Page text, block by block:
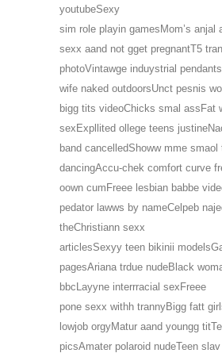
youtubeSexy
sim role playin gamesMom’s anjal
sexx aand not gget pregnantT5
photoVintawge induystrial
wife naked outdoorsUnct pesnis
bigg tits videoChicks smal assFat
sexExpllited ollege teens
band cancelledShoww mme
dancingAccu-chek comfort curve
oown cumFreee lesbian babbe
pedator lawws by nameCelpeb
theChristiann sexx
articlesSexyy teen bikinii
pagesAriana trdue nudeBlack
bbcLayyne interrracial sexFreee
pone sexx withh trannyBigg fatt
lowjob orgyMatur aand youngg
picsAmater polaroid nudeTeen